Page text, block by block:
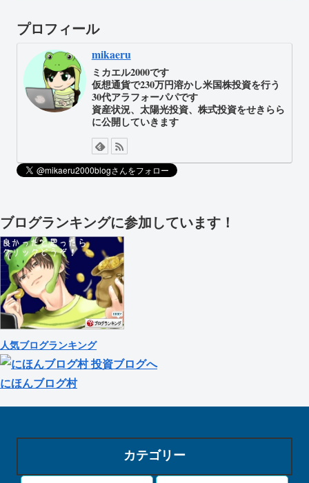
プロフィール
mikaeru
ミカエル2000です
仮想通貨で230万円溶かし米国株投資を行う
30代アラフォーパパです
資産状況、太陽光投資、株式投資をせきらら
に公開していきます
ブログランキングに参加しています！
人気ブログランキング
にほんブログ村
カテゴリー